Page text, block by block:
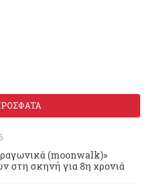
(moonwalk)»
στη σκηνή για 8η χρονιά